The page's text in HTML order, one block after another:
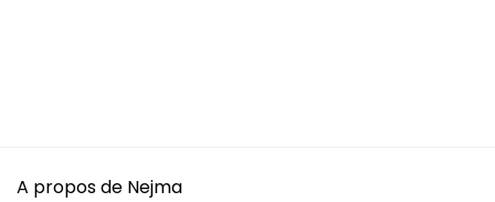
A propos de Nejma